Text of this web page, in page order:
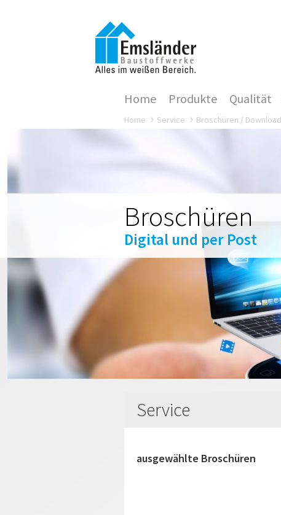
Home Produkte Qualität
Home Service Broschüren /
Broschüren
Digital und per Post
Service
ausgewählte Broschüren